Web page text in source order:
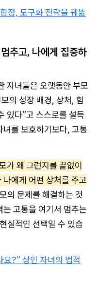
정, 도구화 전략을 꿰뚫
추고, 나에게 집중하
자녀들은 오랫동안 부모
의 성장 배경, 상처, 힘
있다”고 스스로를 설득
를 보호하기보다, 고통
가 왜 그런지를 끝없이
에게 어떤 상처를 주고
의 문제를 해결하는 것
고통을 여기서 멈추는
실적인 선택일 수 있습
요?” 성인 자녀의 법적